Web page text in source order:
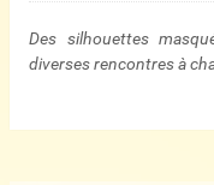
Des silhouettes
diverses rencontres à